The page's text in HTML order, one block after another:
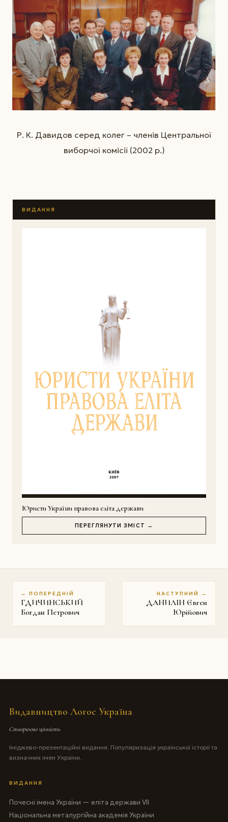
Р. К. Давидов серед колег – членів Центральної
виборчої комісії (2002 р.)
ВИДАННЯ
Юристи України правова еліта держави
ПЕРЕГЛЯНУТИ ЗМІСТ →
← ПОПЕРЕДНІЙ
ГДИЧИНСЬКИЙ
Богдан Петрович
НАСТУПНИЙ →
ДАНИЛІН Євген
Юрійович
Видавництво Логос Україна
Створюємо цінність
Іміджево-презентаційні видання. Популяризація української історії та
визначних імен України.
ВИДАННЯ
Почесні імена України — еліта держави VII
Національна металургійна академія України